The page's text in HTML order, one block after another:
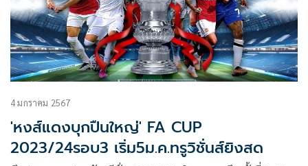
4 มกราคม 2567
'หงส์แดงบุกปืนใหญ่' FA CUP
2023/24รอบ3 เริ่ม5ม.ค.ทรูวิชั่นส์ยิงสด